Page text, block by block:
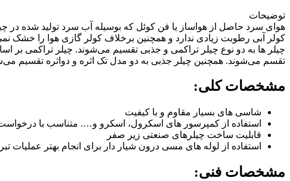
توضیحات
هوای سرد حاصل از هواساز یا فن کوئل که بوسیله آب سرد تولید شده در
کولر آبی رطوبت زیادی ندارد و همچنین برخلاف کولر گازی هوا را خشک
چیلر ها به دو نوع چیلر تراکمی و جذبی تقسیم می‌شوند. چیلر تراکمی بر
تقسم می‌شوند. همچنین چیلر جذبی به دو مدل تک اثره و دواثره تقسیم
مشخصات کلی:
شاسی های بسیار مقاوم و با کیفیت
استفاده از کمپرسور های اسکرول، اسکرو و…. متناسب با درخواست
قابلیت ساخت چیلرهای صنعتی زیر صفر
استفاده از لوله های مسی درون شیار دار برای انجام بهتر عملیات
مشخصات فنی: